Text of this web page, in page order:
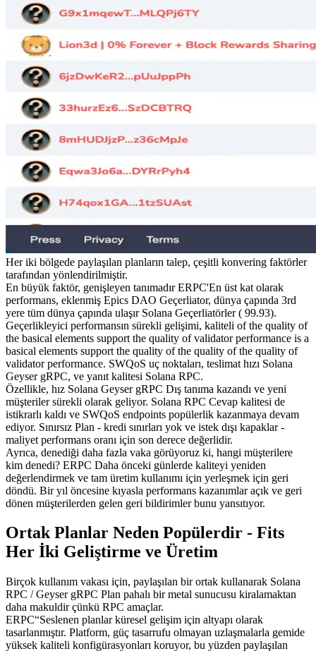
Her iki bölgede paylaşılan planların talep, çeşitli konvering faktörler
tarafından yönlendirilmiştir.
En büyük faktör, genişleyen tanımadır ERPC'En üst kat olarak
performans, eklenmiş Epics DAO Geçerliator, dünya çapında 3rd
yere tüm dünya çapında ulaşır Solana Geçerliatörler ( 99.93).
Geçerlikleyici performansın sürekli gelişimi, kaliteli of the quality of
the basical elements support the quality of validator performance is a
basical elements support the quality of the quality of the quality of
validator performance. SWQoS uç noktaları, teslimat hızı Solana
Geyser gRPC, ve yanıt kalitesi Solana RPC.
Özellikle, hız Solana Geyser gRPC Dış tanıma kazandı ve yeni
müşteriler sürekli olarak geliyor. Solana RPC Cevap kalitesi de
istikrarlı kaldı ve SWQoS endpoints popülerlik kazanmaya devam
ediyor. Sınırsız Plan - kredi sınırları yok ve istek dışı kapaklar -
maliyet performans oranı için son derece değerlidir.
Ayrıca, denediği daha fazla vaka görüyoruz ki, hangi müşterilere
kim denedi? ERPC Daha önceki günlerde kaliteyi yeniden
değerlendirmek ve tam üretim kullanımı için yerleşmek için geri
döndü. Bir yıl öncesine kıyasla performans kazanımlar açık ve geri
dönen müşterilerden gelen geri bildirimler bunu yansıtıyor.
Ortak Planlar Neden Popülerdir - Fits
Her İki Geliştirme ve Üretim
Birçok kullanım vakası için, paylaşılan bir ortak kullanarak Solana
RPC / Geyser gRPC Plan pahalı bir metal sunucusu kiralamaktan
daha makuldir çünkü RPC amaçlar.
ERPC“Seslenen planlar küresel gelişim için altyapı olarak
tasarlanmıştır. Platform, güç tasarrufu olmayan uzlaşmalarla gemide
yüksek kaliteli konfigürasyonları koruyor, bu yüzden paylaşılan